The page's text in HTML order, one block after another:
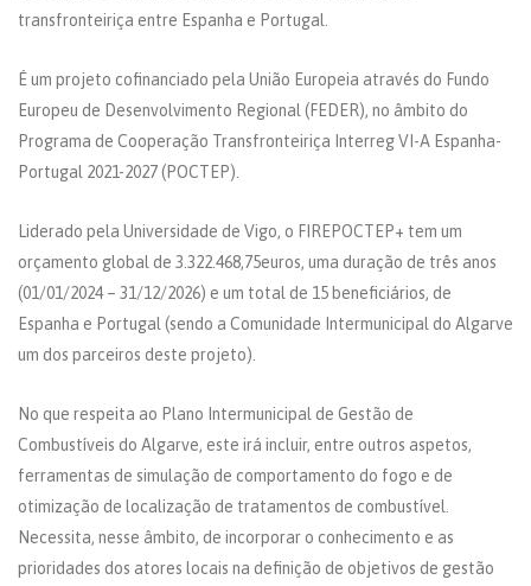
transfronteiriça entre Espanha e Portugal.
É um projeto cofinanciado pela União Europeia através do Fundo
Europeu de Desenvolvimento Regional (FEDER), no âmbito do
Programa de Cooperação Transfronteiriça Interreg VI-A Espanha-
Portugal 2021-2027 (POCTEP).
Liderado pela Universidade de Vigo, o FIREPOCTEP+ tem um
orçamento global de 3.322.468,75euros, uma duração de três anos
(01/01/2024 – 31/12/2026) e um total de 15 beneficiários, de
Espanha e Portugal (sendo a Comunidade Intermunicipal do Algarve
um dos parceiros deste projeto).
No que respeita ao Plano Intermunicipal de Gestão de
Combustíveis do Algarve, este irá incluir, entre outros aspetos,
ferramentas de simulação de comportamento do fogo e de
otimização de localização de tratamentos de combustível.
Necessita, nesse âmbito, de incorporar o conhecimento e as
prioridades dos atores locais na definição de objetivos de gestão